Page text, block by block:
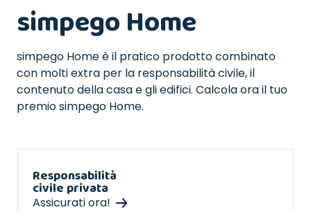
simpego Home
simpego Home è il pratico prodotto combinato
con molti extra per la responsabilità civile, il
contenuto della casa e gli edifici. Calcola ora il tuo
premio simpego Home.
Responsabilità
civile privata
Assicurati ora!